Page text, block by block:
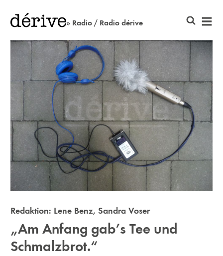
» Radio / Radio dérive
Redaktion: Lene Benz, Sandra Voser
„Am Anfang gab’s Tee und
Schmalzbrot.“